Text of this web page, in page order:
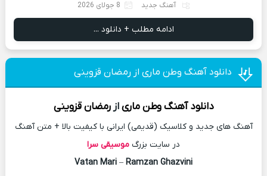
آهنگ جدید 8 جولای 2026
ادامه مطلب + دانلود ...
دانلود آهنگ وطن ماری از رمضان قزوینی
دانلود آهنگ وطن ماری ازرمضان قزوینی
آهنگ های جدید و کلاسیک (قدیمی) ایرانی با کیفیت بالا + متن آهنگ
در سایت بزرگ موسیقی سرا
Vatan Mari – Ramzan Ghazvini